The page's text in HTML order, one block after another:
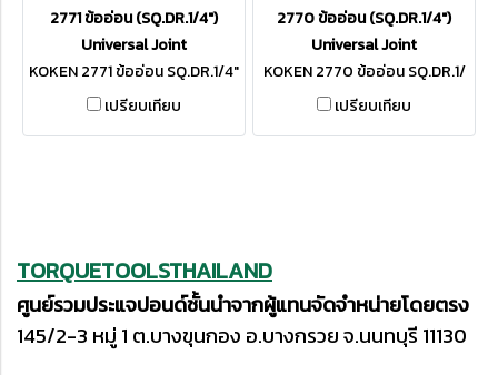
2771 ข้ออ่อน (SQ.DR.1/4")
Universal Joint
KOKEN 2771 ข้ออ่อน SQ.DR.1/4"
เปรียบเทียบ
2770 ข้ออ่อน (SQ.DR.1/4")
Universal Joint
KOKEN 2770 ข้ออ่อน SQ.DR.1/
เปรียบเทียบ
TORQUETOOLSTHAILAND
ศูนย์รวมประแจปอนด์ชั้นนำจากผู้แทนจัดจำหน่ายโดยตรง
145/2-3 หมู่ 1 ต.บางขุนกอง อ.บางกรวย จ.นนทบุรี 11130